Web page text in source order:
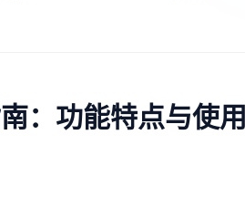
：功能特点与使